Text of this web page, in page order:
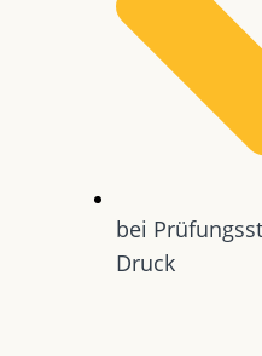
bei
Druck